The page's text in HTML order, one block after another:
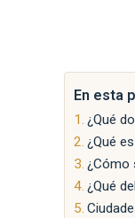
En esta
¿Qué
¿Qué
¿Cómo
¿Qué